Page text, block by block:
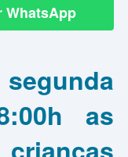
WhatsApp
as